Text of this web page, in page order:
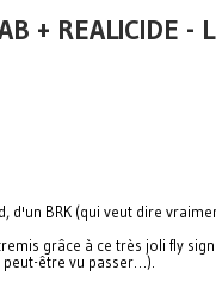
+ REALICIDE -
d'un BRK (qui veut dire
grâce à ce très joli fly
être vu passer…).